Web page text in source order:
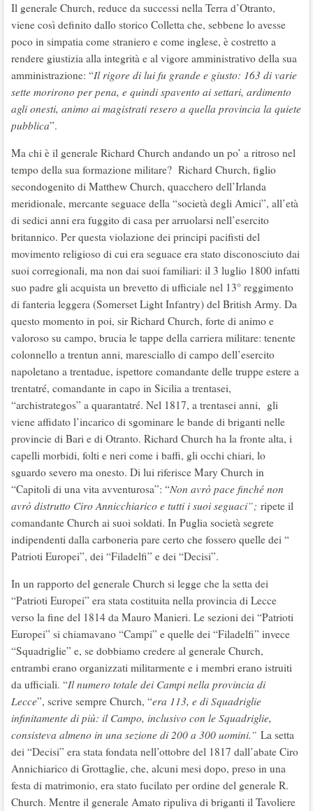
Il generale Church, reduce da successi nella Terra d’Otranto,
viene così definito dallo storico Colletta che, sebbene lo avesse
poco in simpatia come straniero e come inglese, è costretto a
rendere giustizia alla integrità e al vigore amministrativo della sua
amministrazione: “Il rigore di lui fu grande e giusto: 163 di varie
sette morirono per pena, e quindi spavento ai settari, ardimento
agli onesti, animo ai magistrati resero a quella provincia la quiete
pubblica”.
Ma chi è il generale Richard Church andando un po’ a ritroso nel
tempo della sua formazione militare? Richard Church, figlio
secondogenito di Matthew Church, quacchero dell’Irlanda
meridionale, mercante seguace della “società degli Amici”, all’età
di sedici anni era fuggito di casa per arruolarsi nell’esercito
britannico. Per questa violazione dei principi pacifisti del
movimento religioso di cui era seguace era stato disconosciuto dai
suoi corregionali, ma non dai suoi familiari: il 3 luglio 1800 infatti
suo padre gli acquista un brevetto di ufficiale nel 13° reggimento
di fanteria leggera (Somerset Light Infantry) del British Army. Da
questo momento in poi, sir Richard Church, forte di animo e
valoroso su campo, brucia le tappe della carriera militare: tenente
colonnello a trentun anni, maresciallo di campo dell’esercito
napoletano a trentadue, ispettore comandante delle truppe estere a
trentatré, comandante in capo in Sicilia a trentasei,
“archistrategos” a quarantatré. Nel 1817, a trentasei anni, gli
viene affidato l’incarico di sgominare le bande di briganti nelle
provincie di Bari e di Otranto. Richard Church ha la fronte alta, i
capelli morbidi, folti e neri come i baffi, gli occhi chiari, lo
sguardo severo ma onesto. Di lui riferisce Mary Church in
“Capitoli di una vita avventurosa”: “Non avrò pace finché non
avrò distrutto Ciro Annicchiarico e tutti i suoi seguaci”; ripete il
comandante Church ai suoi soldati. In Puglia società segrete
indipendenti dalla carboneria pare certo che fossero quelle dei “
Patrioti Europei”, dei “Filadelfi” e dei “Decisi”.
In un rapporto del generale Church si legge che la setta dei
“Patrioti Europei” era stata costituita nella provincia di Lecce
verso la fine del 1814 da Mauro Manieri. Le sezioni dei “Patrioti
Europei” si chiamavano “Campi” e quelle dei “Filadelfi” invece
“Squadriglie” e, se dobbiamo credere al generale Church,
entrambi erano organizzati militarmente e i membri erano istruiti
da ufficiali. “Il numero totale dei Campi nella provincia di
Lecce”, scrive sempre Church, “era 113, e di Squadriglie
infinitamente di più: il Campo, inclusivo con le Squadriglie,
consisteva almeno in una sezione di 200 a 300 uomini.” La setta
dei “Decisi” era stata fondata nell’ottobre del 1817 dall’abate Ciro
Annichiarico di Grottaglie, che, alcuni mesi dopo, preso in una
festa di matrimonio, era stato fucilato per ordine del generale R.
Church. Mentre il generale Amato ripuliva di briganti il Tavoliere